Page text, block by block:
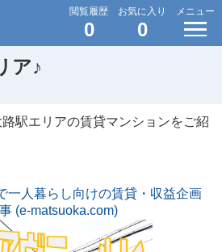
閲覧履歴
0
お気に入り
0
メニュー
ア♪
駅エリアの賃貸マンションをご紹
一人暮らし向けの賃貸・収益企画
(e-matsuoka.com)